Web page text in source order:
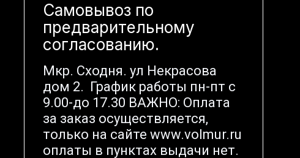
Самовывоз по
предварительному
согласованию.
Мкр. Сходня. ул Некрасова
дом 2. График работы пн-пт с
9.00-до 17.30 ВАЖНО: Оплата
за заказ осуществляется,
только на сайте www.volmur.ru
оплаты в пунктах выдачи нет.